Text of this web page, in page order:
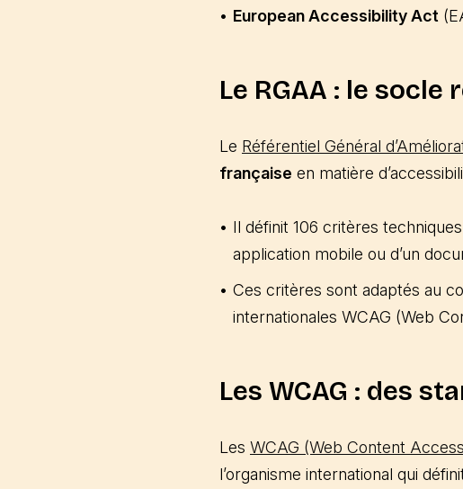
European Accessibility Act
Le RGAA : le
Le Référentiel Général
française en matière
Il définit 106 critères
application mobile ou d’un
Ces critères sont adaptés au
internationales WCAG (Web
Les WCAG : des
Les WCAG (Web Content
l’organisme international qui